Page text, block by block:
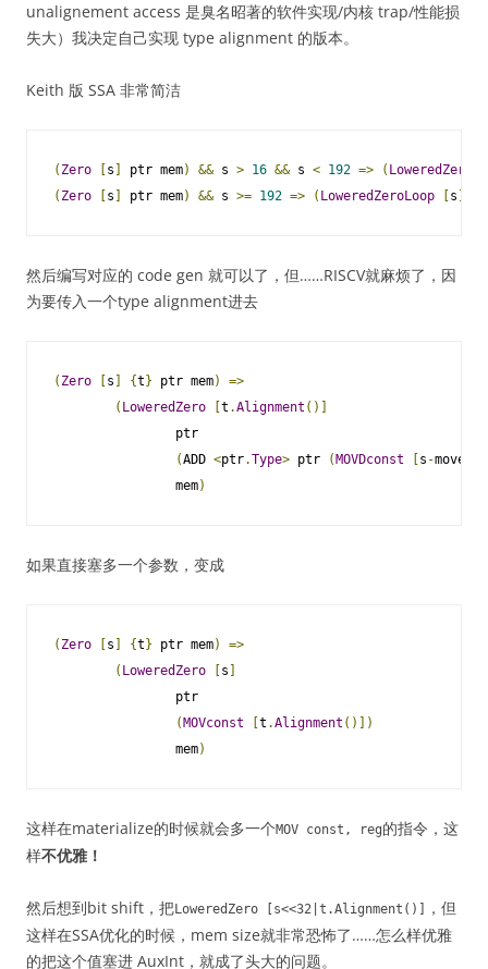
unalignement access 是臭名昭著的软件实现/内核 trap/性能损
失大）我决定自己实现 type alignment 的版本。
Keith 版 SSA 非常简洁
( Zero s ptr mem) && s > 16 && s < 192 => ( LoweredZero
( Zero s ptr mem) && s >= 192 => ( LoweredZeroLoop s
然后编写对应的 code gen 就可以了，但……RISCV就麻烦了，因
为要传入一个type alignment进去
( Zero s {t } ptr mem)
=>
( LoweredZero t .Alignment ()]
                ptr
(ADD <ptr.Type> ptr ( MOVDconst s -
                mem
)
如果直接塞多一个参数，变成
( Zero s {t } ptr mem)
=>
( LoweredZero s
                ptr
( MOVconst t .Alignment ()])
                mem
)
这样在materialize的时候就会多一个MOV const , reg的指令，这
样不优雅！
然后想到bit shift，把LoweredZero s<<32 t .Alignment ()]
，但
这样在SSA优化的时候，mem size就非常恐怖了……怎么样优雅
的把这个值塞进 AuxInt，就成了头大的问题。